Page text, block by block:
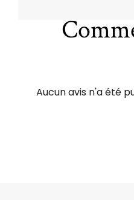
Aucun avis n'a été